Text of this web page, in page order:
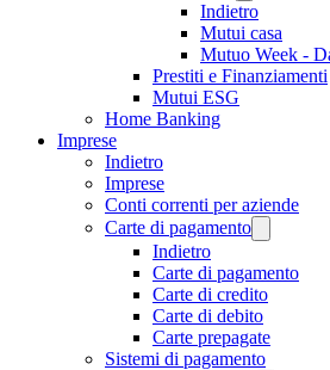
Indietro
Mutui casa
Mutuo Week -
Prestiti e Finanziamenti
Mutui ESG
Home Banking
Imprese
Indietro
Imprese
Conti correnti per aziende
Carte di pagamento
Indietro
Carte di pagamento
Carte di credito
Carte di debito
Carte prepagate
Sistemi di pagamento